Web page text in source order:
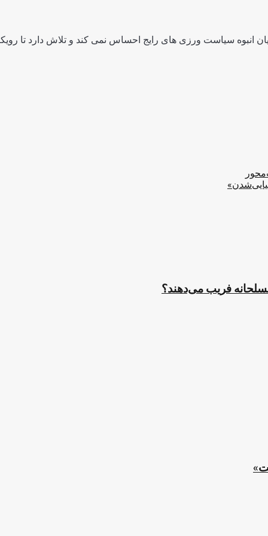
انبوه سیاست ورزی های رایج احساس نمی کند و تلاش دارد تا
فریب می‌دهند؟